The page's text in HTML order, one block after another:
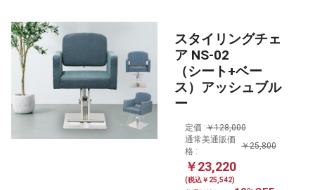
スタイリングチェ
ア NS-02
（シート+ベー
ス）アッシュブル
ー
定価 :￥128,000
通常美通販価
格 :
￥25,800
￥23,220
(税込￥25,542)